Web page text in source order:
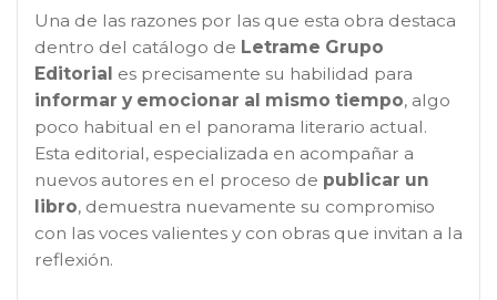
Una de las razones por las que esta obra destaca
dentro del catálogo de Letrame Grupo
Editorial es precisamente su habilidad para
informar y emocionar al mismo tiempo, algo
poco habitual en el panorama literario actual.
Esta editorial, especializada en acompañar a
nuevos autores en el proceso de publicar un
libro, demuestra nuevamente su compromiso
con las voces valientes y con obras que invitan a la
reflexión.